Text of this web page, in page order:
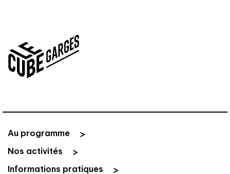
Au programme
Nos activités
Informations pratiques